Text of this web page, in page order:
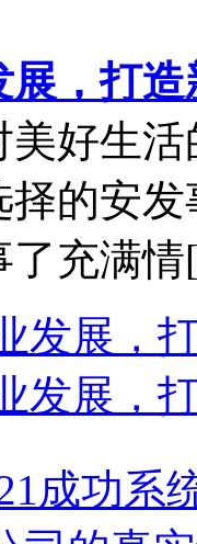
展，打造
美好生
择的安
了充满情
发展，
发展，
成功系